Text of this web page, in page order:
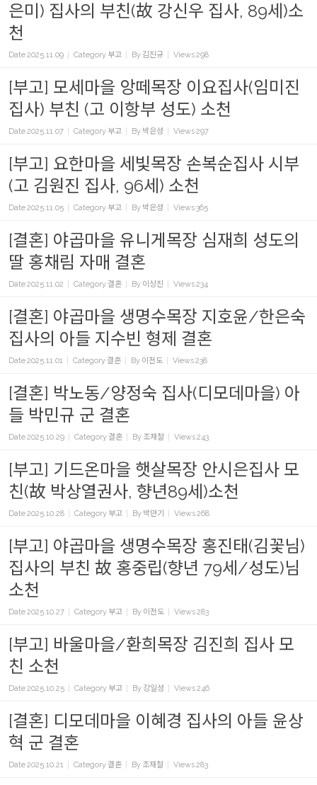
은미) 집사의 부친(故 강신우 집사, 89세)소
천
Date2025.11.09 Category 부고 By 김진규 Views298
[부고] 모세마을 앙떼목장 이요집사(임미진
집사) 부친 (고 이항부 성도) 소천
Date2025.11.07 Category 부고 By 박은성 Views297
[부고] 요한마을 세빛목장 손복순집사 시부
(고 김원진 집사, 96세) 소천
Date2025.11.05 Category 부고 By 박은성 Views365
[결혼] 야곱마을 유니게목장 심재희 성도의
딸 홍채림 자매 결혼
Date2025.11.02 Category결혼 By 이상진 Views234
[결혼] 야곱마을 생명수목장 지호윤/한은숙
집사의 아들 지수빈 형제 결혼
Date2025.11.01 Category결혼 By 이전도 Views238
[결혼] 박노동/양정숙 집사(디모데마을) 아
들 박민규 군 결혼
Date2025.10.29 Category결혼 By 조재철 Views243
[부고] 기드온마을 햇살목장 안시은집사 모
친(故 박상열권사, 향년89세)소천
Date2025.10.28 Category 부고 By 박만기 Views268
[부고] 야곱마을 생명수목장 홍진태(김꽃님)
집사의 부친 故 홍중립(향년 79세/성도)님
소천
Date2025.10.27 Category 부고 By 이전도 Views283
[부고] 바울마을/환희목장 김진희 집사 모
친 소천
Date2025.10.25 Category 부고 By 강일성 Views246
[결혼] 디모데마을 이혜경 집사의 아들 윤상
혁 군 결혼
Date2025.10.21 Category결혼 By 조재철 Views283